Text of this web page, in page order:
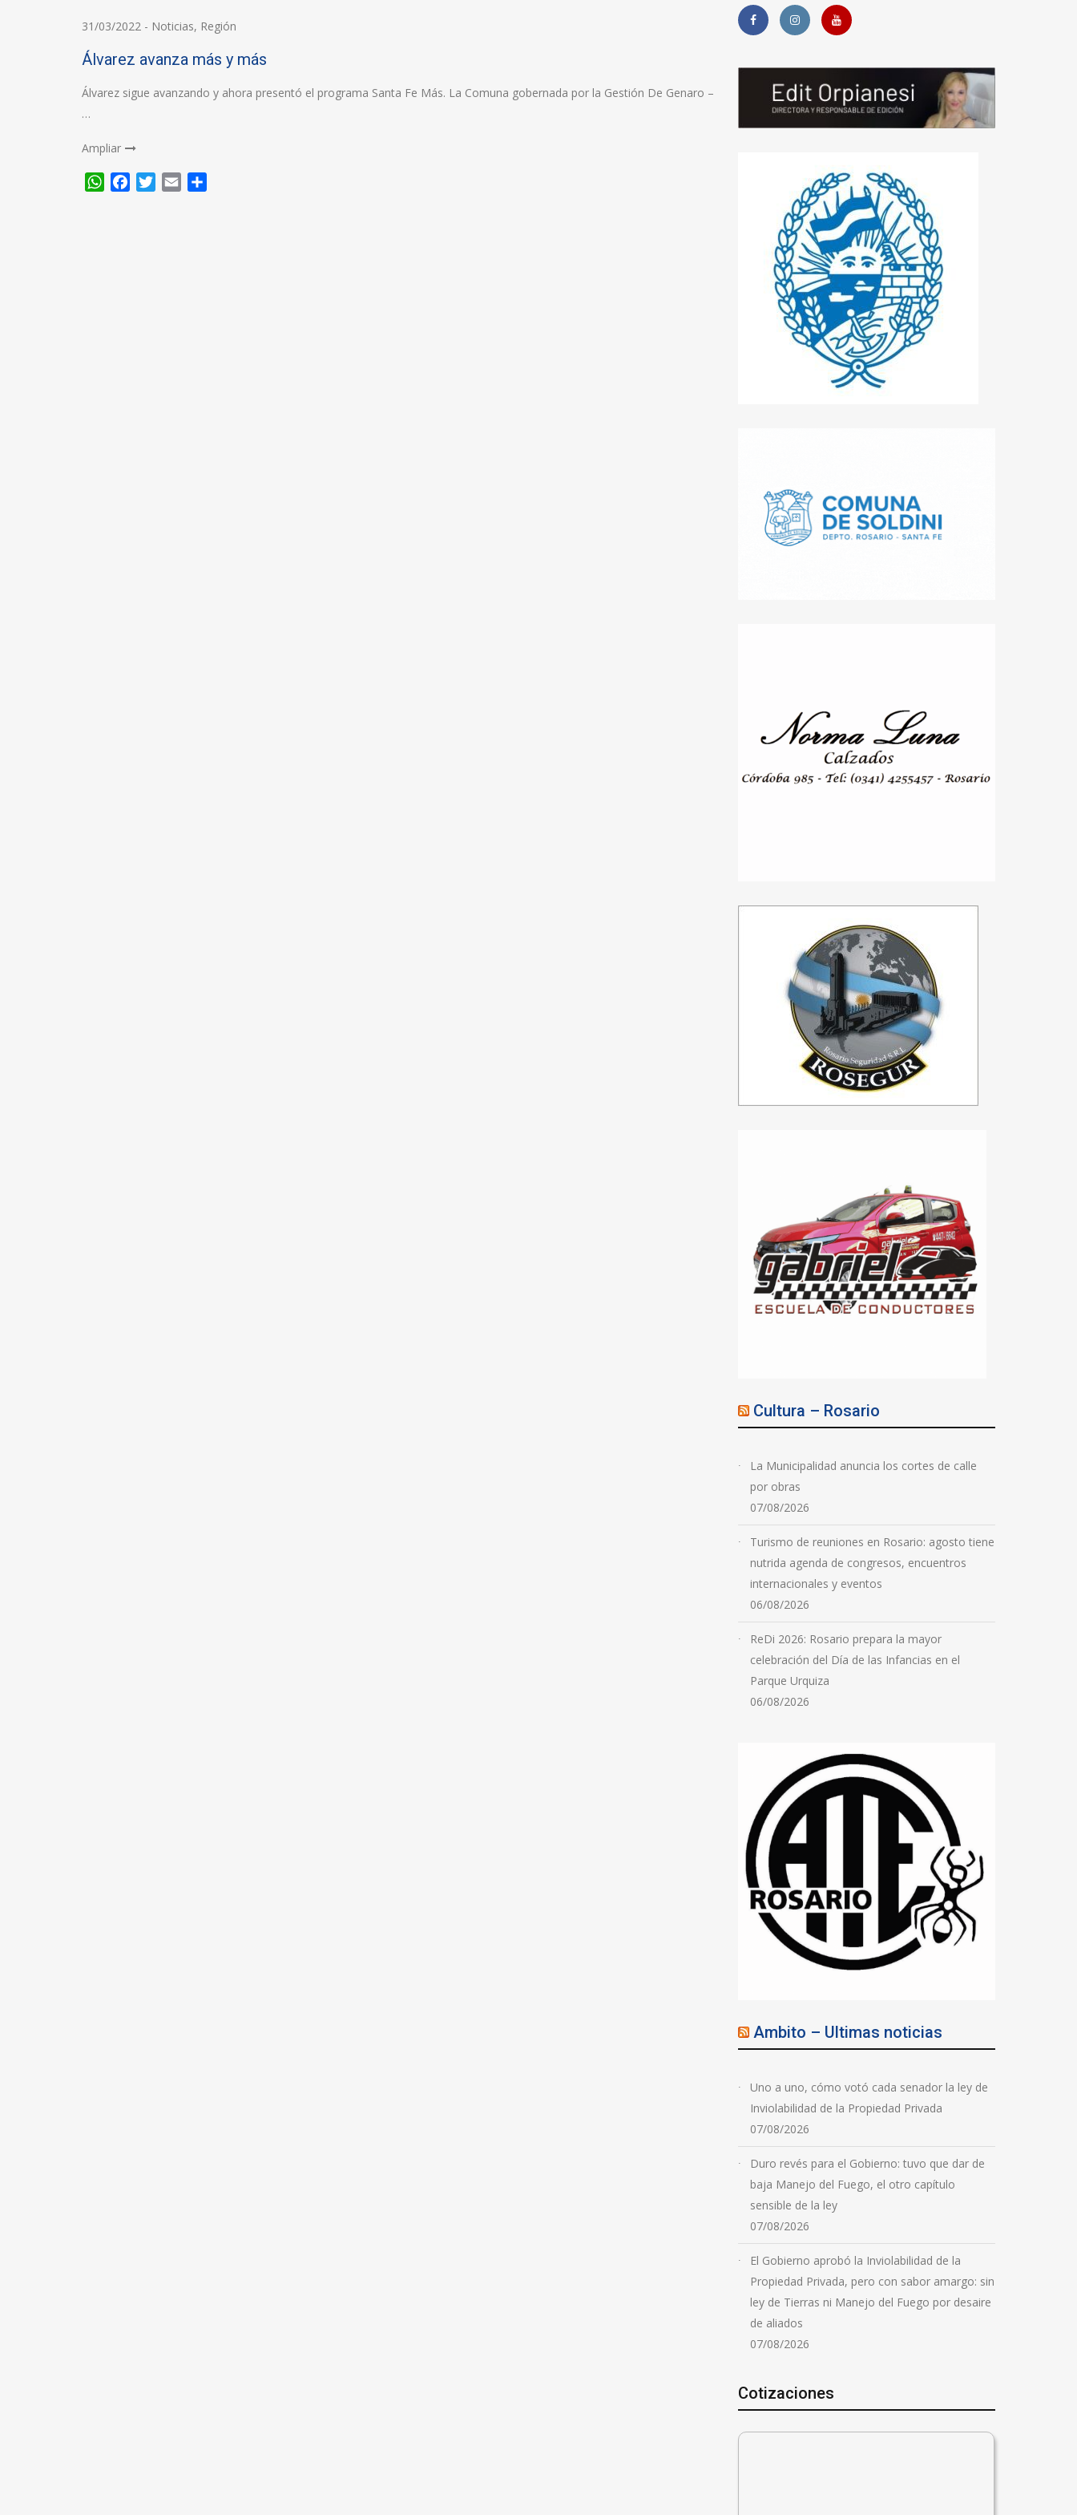
31/03/2022 - Noticias, Región
Álvarez avanza más y más
Álvarez sigue avanzando y ahora presentó el programa Santa Fe Más. La Comuna gobernada por la Gestión De Genaro –
…
Ampliar
WhatsApp
FacebookTwitter
Email
Cultura – Rosario
La Municipalidad anuncia los cortes de calle
por obras
07/08/2026
Turismo de reuniones en Rosario: agosto tiene
nutrida agenda de congresos, encuentros
internacionales y eventos
06/08/2026
ReDi 2026: Rosario prepara la mayor
celebración del Día de las Infancias en el
Parque Urquiza
06/08/2026
Ambito – Ultimas noticias
Uno a uno, cómo votó cada senador la ley de
Inviolabilidad de la Propiedad Privada
07/08/2026
Duro revés para el Gobierno: tuvo que dar de
baja Manejo del Fuego, el otro capítulo
sensible de la ley
07/08/2026
El Gobierno aprobó la Inviolabilidad de la
Propiedad Privada, pero con sabor amargo: sin
ley de Tierras ni Manejo del Fuego por desaire
de aliados
07/08/2026
Cotizaciones